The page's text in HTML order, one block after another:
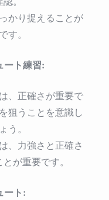
かり捉えることが
す。
ート練習:
、正確さが重要で
狙うことを意識し
う。
、力強さと正確さ
が重要です。
ート: